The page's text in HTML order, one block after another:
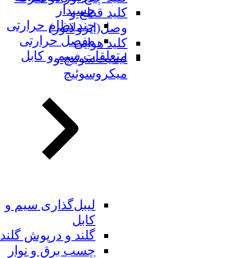
کلید قطع و
وصل(ایزولاتور)
کلید هوایی
لیمیت‌سوئیچ و
میکروسوئیچ
چسبدار
چند نظام حرارتی
مفصل حرارتی
متعلقات سیم و کابل
لیبل‌گذاری سیم و
کابل
گلند و درپوش گلند
چسب برق و نوار